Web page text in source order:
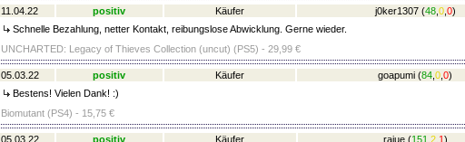
11.04.22 positiv Käufer j0ker1307 (48, 0, 0)
Schnelle Bezahlung, netter Kontakt, reibungslose Abwicklung. Gerne wieder.
UNCHARTED: Legacy of Thieves Collection (uncut) (PS5) - 29,99 €
05.03.22 positiv Käufer goapumi (84 0 0)
Bestens! Vielen Dank! :)
Biomutant (PS4) - 15,75 €
05.03.22 positiv Käufer rajue (151 2 1)